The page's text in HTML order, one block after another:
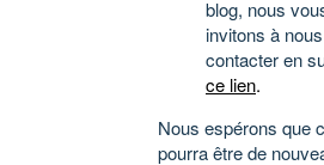
blog, nous
invitons à nous
contacter en
ce lien.
Nous espérons que
pourra être de